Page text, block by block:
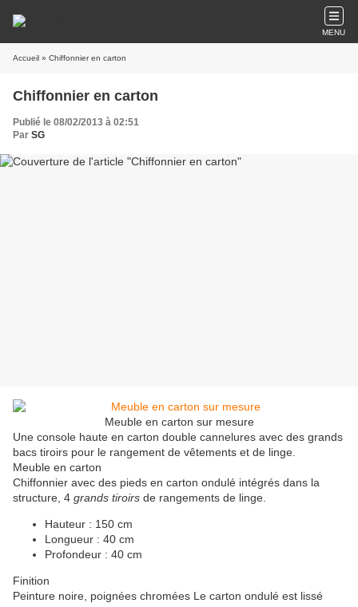
MENU
Accueil » Chiffonnier en carton
Chiffonnier en carton
Publié le 08/02/2013 à 02:51
Par SG
Meuble en carton sur mesure
Une console haute en carton double cannelures avec des grands
bacs tiroirs pour le rangement de vêtements et de linge.
Meuble en carton
Chiffonnier avec des pieds en carton ondulé intégrés dans la
structure, 4 grands tiroirs de rangements de linge.
Hauteur : 150 cm
Longueur : 40 cm
Profondeur : 40 cm
Finition
Peinture noire, poignées chromées Le carton ondulé est lissé